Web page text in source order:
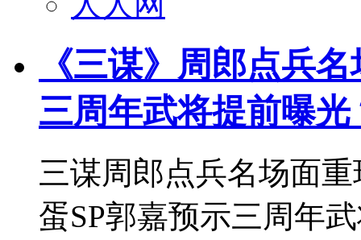
《三谋》周郎点兵
三周年武将提前曝光
三谋周郎点兵名场面
蛋SP郭嘉预示三周年